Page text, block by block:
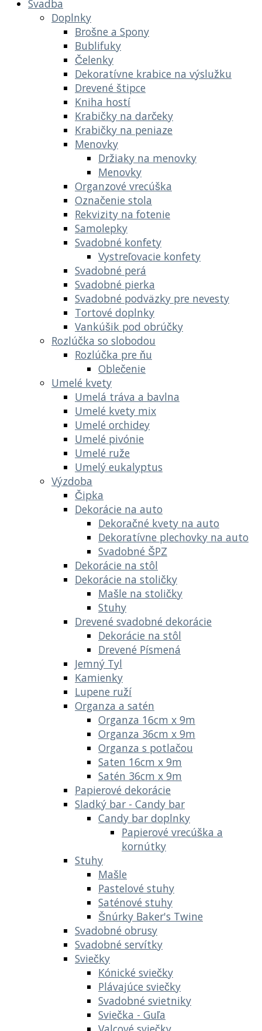
Svadba
Doplnky
Brošne a Spony
Bublifuky
Čelenky
Dekoratívne krabice na výslužku
Drevené štipce
Kniha hostí
Krabičky na darčeky
Krabičky na peniaze
Menovky
Držiaky na menovky
Menovky
Organzové vrecúška
Označenie stola
Rekvizity na fotenie
Samolepky
Svadobné konfety
Vystreľovacie konfety
Svadobné perá
Svadobné pierka
Svadobné podväzky pre nevesty
Tortové doplnky
Vankúšik pod obrúčky
Rozlúčka so slobodou
Rozlúčka pre ňu
Oblečenie
Umelé kvety
Umelá tráva a bavlna
Umelé kvety mix
Umelé orchidey
Umelé pivónie
Umelé ruže
Umelý eukalyptus
Výzdoba
Čipka
Dekorácie na auto
Dekoračné kvety na auto
Dekoratívne plechovky na auto
Svadobné ŠPZ
Dekorácie na stôl
Dekorácie na stoličky
Mašle na stoličky
Stuhy
Drevené svadobné dekorácie
Dekorácie na stôl
Drevené Písmená
Jemný Tyl
Kamienky
Lupene ruží
Organza a satén
Organza 16cm x 9m
Organza 36cm x 9m
Organza s potlačou
Saten 16cm x 9m
Satén 36cm x 9m
Papierové dekorácie
Sladký bar - Candy bar
Candy bar doplnky
Papierové vrecúška a
kornútky
Stuhy
Mašle
Pastelové stuhy
Saténové stuhy
Šnúrky Baker's Twine
Svadobné obrusy
Svadobné servítky
Sviečky
Kónické sviečky
Plávajúce sviečky
Svadobné svietniky
Sviečka - Guľa